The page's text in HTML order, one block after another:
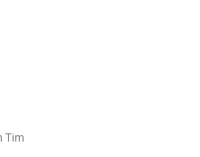
Tim